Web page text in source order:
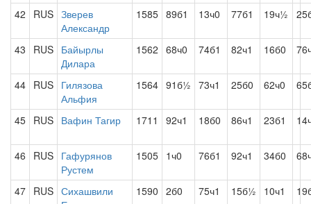
42 RUS Зверев
Александр
1585 89б1 13ч0 77б1 19ч½
43 RUS Байырлы
Дилара
1562 68ч0 74б1 82ч1 16б0
44 RUS Гилязова
Альфия
1564 91б½ 73ч1 25б0 62ч0
45 RUS Вафин Тагир 1711 92ч1 18б0 86ч1 23б1
46 RUS Гафурянов
Рустем
1505 1ч0 76б1 92ч1 34б0
47 RUS Сихашвили
1590 2б0 75ч1 15б½ 10ч1